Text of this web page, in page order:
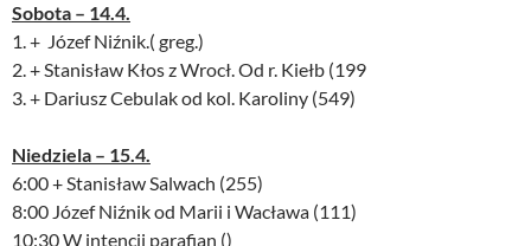
Sobota – 14.4.
1. + Józef Niźnik.( greg.)
2. + Stanisław Kłos z Wrocł. Od r. Kiełb (199
3. + Dariusz Cebulak od kol. Karoliny (549)
Niedziela – 15.4.
6:00 + Stanisław Salwach (255)
8:00 Józef Niźnik od Marii i Wacława (111)
10:30 W intencji parafian ()